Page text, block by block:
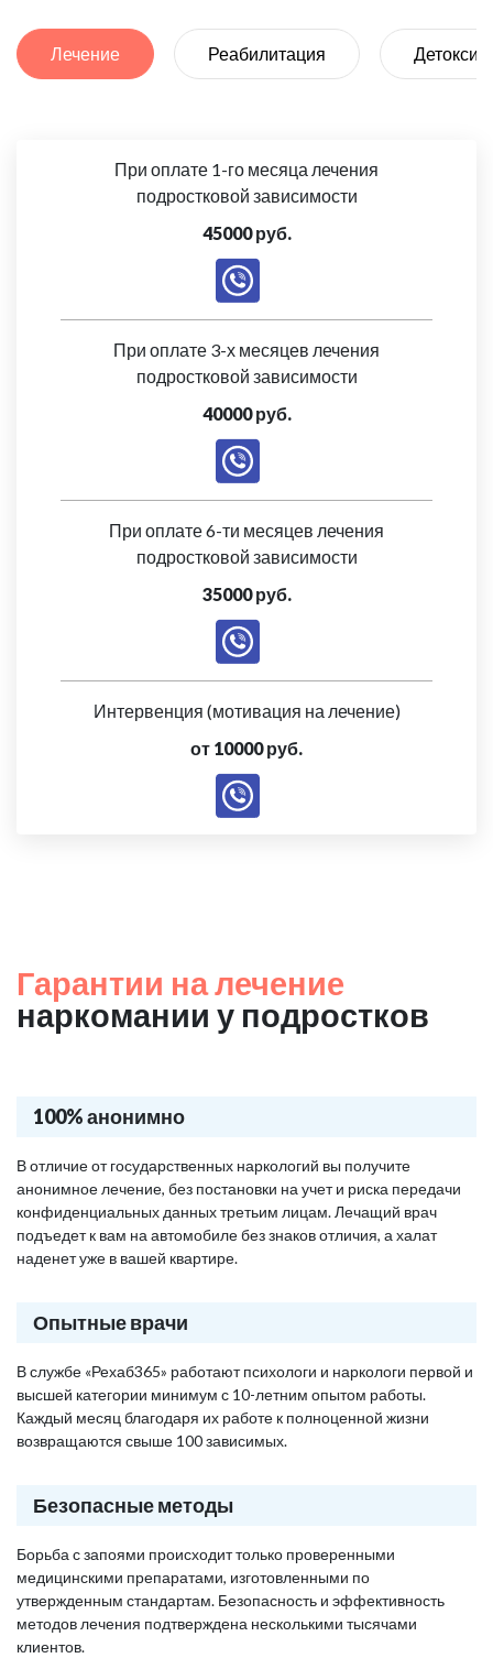
Лечение Реабилитация
При оплате 1-го месяца лечения
подростковой зависимости
45000 руб.
При оплате 3-х месяцев лечения
подростковой зависимости
40000 руб.
При оплате 6-ти месяцев лечения
подростковой зависимости
35000 руб.
Интервенция (мотивация на лечение)
от 10000 руб.
Гарантии на лечение
наркомании у подростков
100% анонимно
В отличие от государственных наркологий вы получите
анонимное лечение, без постановки на учет и риска передачи
конфиденциальных данных третьим лицам. Лечащий врач
подъедет к вам на автомобиле без знаков отличия, а халат
наденет уже в вашей квартире.
Опытные врачи
В службе «Рехаб365» работают психологи и наркологи первой и
высшей категории минимум с 10-летним опытом работы.
Каждый месяц благодаря их работе к полноценной жизни
возвращаются свыше 100 зависимых.
Безопасные методы
Борьба с запоями происходит только проверенными
медицинскими препаратами, изготовленными по
утвержденным стандартам. Безопасность и эффективность
методов лечения подтверждена несколькими тысячами
клиентов.